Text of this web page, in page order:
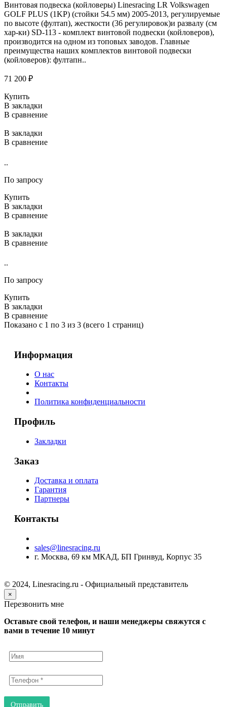
Винтовая подвеска (койловеры) Linesracing LR Volkswagen
GOLF PLUS (1KP) (стойки 54.5 мм) 2005-2013, регулируемые
по высоте (фултап), жесткости (36 регулировок)и развалу (см
хар-ки) SD-113 - комплект винтовой подвески (койловеров),
производится на одном из топовых заводов. Главные
преимущества наших комплектов винтовой подвески
(койловеров): фултапн..
71 200 ₽
Купить
В закладки
В сравнение
В закладки
В сравнение
..
По запросу
Купить
В закладки
В сравнение
В закладки
В сравнение
..
По запросу
Купить
В закладки
В сравнение
Показано с 1 по 3 из 3 (всего 1 страниц)
Информация
О нас
Контакты
Политика конфиденциальности
Профиль
Закладки
Заказ
Доставка и оплата
Гарантия
Партнеры
Контакты
sales@linesracing.ru
г. Москва, 69 км МКАД, БП Гринвуд, Корпус 35
© 2024, Linesracing.ru - Официальный представитель
×
Перезвонить мне
Оставьте свой телефон, и наши менеджеры свяжутся с
вами в течение 10 минут
Отправить